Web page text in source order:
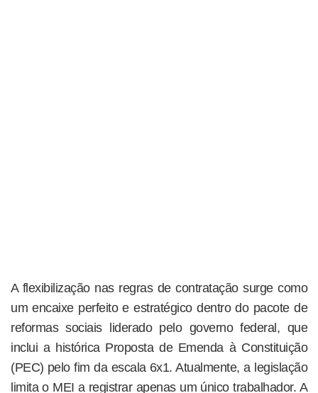
A flexibilização nas regras de contratação surge como
um encaixe perfeito e estratégico dentro do pacote de
reformas sociais liderado pelo governo federal, que
inclui a histórica Proposta de Emenda à Constituição
(PEC) pelo fim da escala 6x1. Atualmente, a legislação
limita o MEI a registrar apenas um único trabalhador. A